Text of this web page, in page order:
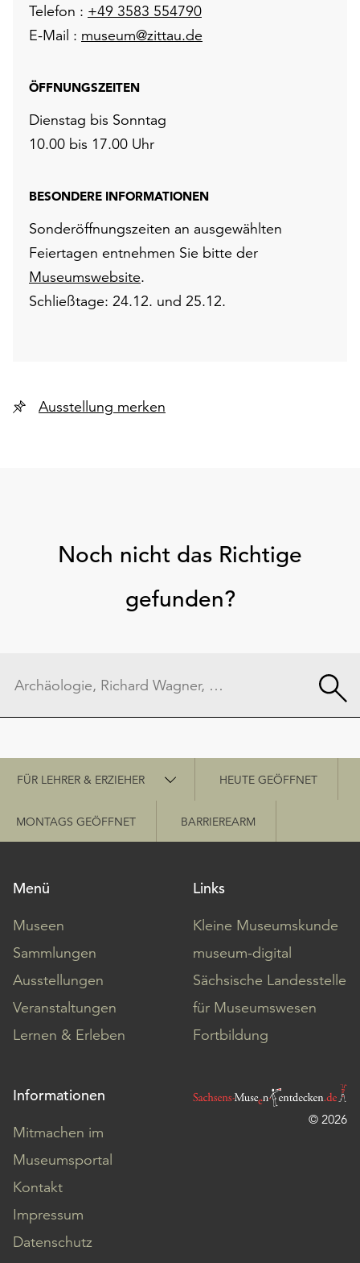
Telefon : +49 3583 554790
E-Mail : museum@zittau.de
ÖFFNUNGSZEITEN
Dienstag bis Sonntag
10.00 bis 17.00 Uhr
BESONDERE INFORMATIONEN
Sonderöffnungszeiten an ausgewählten
Feiertagen entnehmen Sie bitte der
Museumswebsite.
Schließtage: 24.12. und 25.12.
Ausstellung merken
Noch nicht das Richtige
gefunden?
Schnellzugriff
FÜR LEHRER & ERZIEHER HEUTE GEÖFFNET
MONTAGS GEÖFFNET BARRIEREARM
Menü
Museen
Sammlungen
Ausstellungen
Veranstaltungen
Lernen & Erleben
Links
Kleine Museumskunde
museum-digital
Sächsische Landesstelle
für Museumswesen
Fortbildung
Informationen
Mitmachen im
Museumsportal
Kontakt
Impressum
Datenschutz
© 2026